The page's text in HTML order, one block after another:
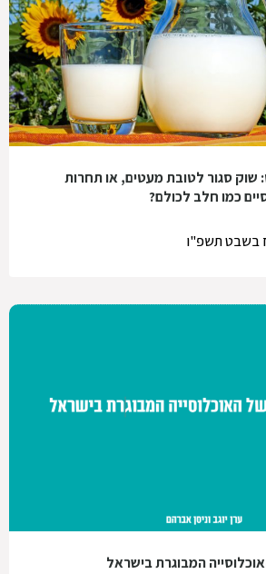
שוק סגור לטובת מעטים, או תחרות
כמו חלב לכולם?
בשבט תשפ"ו
המבוגרת בישראל